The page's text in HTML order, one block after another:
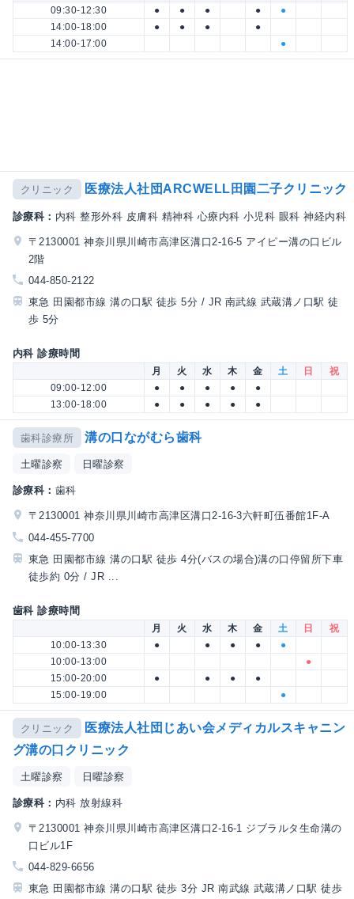
09:30-12:30
● ● ● ●
●
14:00-18:00
● ● ●
●
14:00-17:00
●
クリニック 医療法人社団ARCWELL田園二子クリニック
診療科： 内科 整形外科 皮膚科 精神科 心療内科 小児科 眼科 神経内科
〒2130001 神奈川県川崎市高津区溝口2-16-5 アイピー溝の口ビル
2階
044-850-2122
東急 田園都市線 溝の口駅 徒歩 5分 / JR 南武線 武蔵溝ノ口駅 徒
歩 5分
内科 診療時間
月 火 水 木 金 土 日
祝
09:00-12:00
● ● ● ●
●
13:00-18:00
● ● ● ● ●
歯科診療所 溝の口ながむら歯科
土曜診察 日曜診察
診療科： 歯科
〒2130001 神奈川県川崎市高津区溝口2-16-3六軒町伍番館1F-A
044-455-7700
東急 田園都市線 溝の口駅 徒歩 4分(バスの場合)溝の口停留所下車
徒歩約 0分 / JR ...
歯科 診療時間
月 火 水 木 金 土 日
祝
10:00-13:30
● ● ● ●
●
10:00-13:00
●
15:00-20:00
● ● ●
●
15:00-19:00
●
クリニック
医療法人社団じあい会メディカルスキャニン
グ溝の口クリニック
土曜診察 日曜診察
診療科： 内科 放射線科
〒2130001 神奈川県川崎市高津区溝口2-16-1 ジブラルタ生命溝の
口ビル1F
044-829-6656
東急 田園都市線 溝の口駅 徒歩 3分 JR 南武線 武蔵溝ノ口駅 徒歩